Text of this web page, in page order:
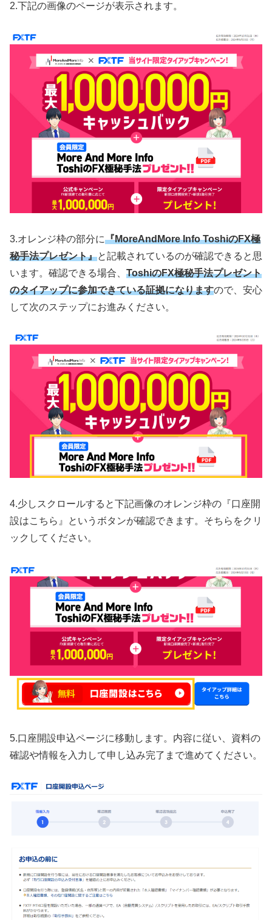
2.下記の画像のページが表示されます。
3.オレンジ枠の部分に『MoreAndMore Info ToshiのFX極
秘手法プレゼント』と記載されているのが確認できると思
います。確認できる場合、 ToshiのFX極秘手法プレゼント
のタイアップに参加できている証拠になりますので、安心
して次のステップにお進みください。
4.少しスクロールすると下記画像のオレンジ枠の『口座開
設はこちら』というボタンが確認できます。そちらをクリ
ックしてください。
5.口座開設申込ページに移動します。内容に従い、資料の
確認や情報を入力して申し込み完了まで進めてください。